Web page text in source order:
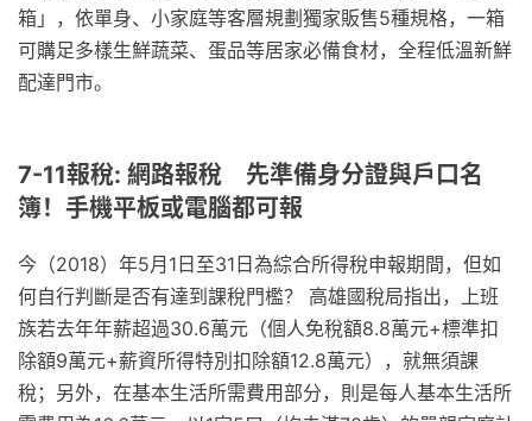
箱」，依單身、小家庭等客層規劃獨家販售5種規格，一箱
可購足多樣生鮮蔬菜、蛋品等居家必備食材，全程低溫新鮮
配達門市。
7-11報稅: 網路報稅 先準備身分證與戶口名
簿！手機平板或電腦都可報
今（2018）年5月1日至31日為綜合所得稅申報期間，但如
何自行判斷是否有達到課稅門檻？ 高雄國稅局指出，上班
族若去年年薪超過30.6萬元（個人免稅額8.8萬元+標準扣
除額9萬元+薪資所得特別扣除額12.8萬元），就無須課
稅；另外，在基本生活所需費用部分，則是每人基本生活所